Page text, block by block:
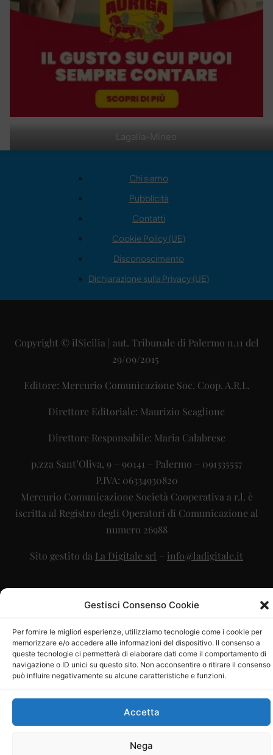
Gestisci Consenso Cookie
Per fornire le migliori esperienze, utilizziamo tecnologie come i cookie per
memorizzare e/o accedere alle informazioni del dispositivo. Il consenso a
queste tecnologie ci permetterà di elaborare dati come il comportamento di
navigazione o ID unici su questo sito. Non acconsentire o ritirare il consenso
può influire negativamente su alcune caratteristiche e funzioni.
Accetta
Nega
Lagalla-Mineo
Chi siamo
Pubblicità
Contatti
Cookie Policy (UE)
Disconoscimento
Dichiarazione sulla Privacy (UE)
Copyright © ilSicilia | aut. Tribunale di Palermo n.11 del
29/09/2015
Editore: Mercurio Comunicazione Soc. Coop. A.R.L.
Direttore Editoriale: Maurizio Scaglione
Direttore Responsabile: Maria Calabrese
p.zza Sant’Oliva, 9 – 90141 – Palermo – 091335557
P.IVA: 06334930820
Mercurio Comunicazione Società Cooperativa a r.l. è
iscritta al Registro degli Operatori di Comunicazione al
numero 26988
Sito gestito da La Digitale srl – info@ladigitale.it